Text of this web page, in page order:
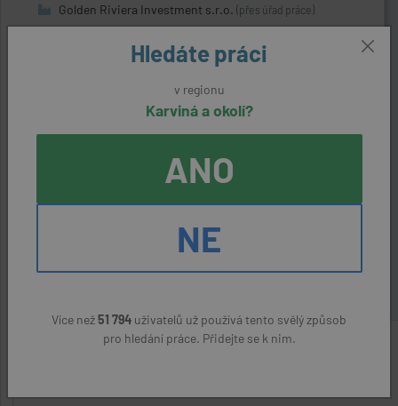
Golden Riviera Investment s.r.o. (přes úřad práce)
Pracovník pro přípravu rychlého
občerstvení
Hledáte práci
v regionu
Karviná a okolí?
ANO
NE
Více než51 794 uživatelů už používá tento svělý způsob
pro hledání práce. Přidejte se k nim.